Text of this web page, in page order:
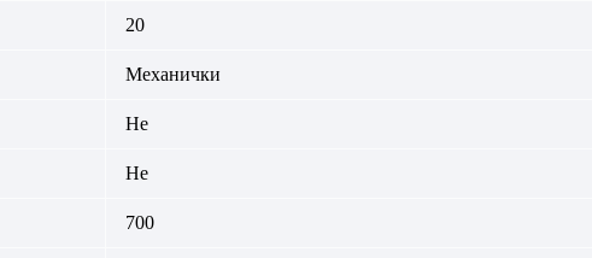
20
Механички
Не
Не
700